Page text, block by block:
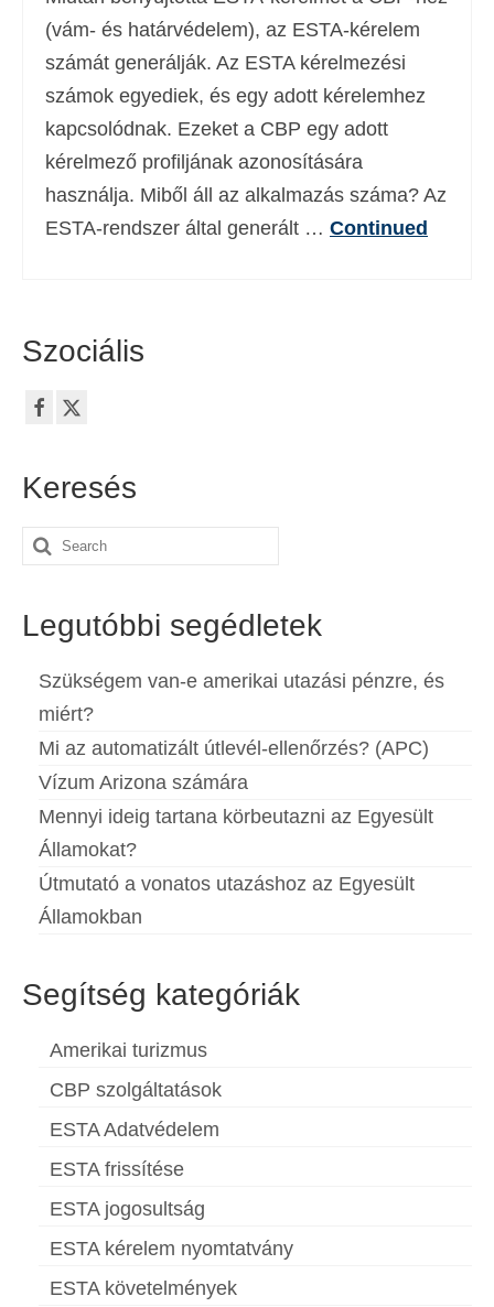
Deutsch(Német)
Ελληνικά(Görög )
עברית
Italiano( Olasz)
日本語(Japán)
Polski
Slovenščina
Español(Spanyol)
Svenska(Svéd)
(vám- és határvédelem), az ESTA-kérelem
számát generálják. Az ESTA kérelmezési
számok egyediek, és egy adott kérelemhez
kapcsolódnak. Ezeket a CBP egy adott
kérelmező profiljának azonosítására
használja. Miből áll az alkalmazás száma? Az
ESTA-rendszer által generált … Continued
Szociális
Keresés
Search
Legutóbbi segédletek
Szükségem van-e amerikai utazási pénzre, és
miért?
Mi az automatizált útlevél-ellenőrzés? (APC)
Vízum Arizona számára
Mennyi ideig tartana körbeutazni az Egyesült
Államokat?
Útmutató a vonatos utazáshoz az Egyesült
Államokban
Segítség kategóriák
Amerikai turizmus
CBP szolgáltatások
ESTA Adatvédelem
ESTA frissítése
ESTA jogosultság
ESTA kérelem nyomtatvány
ESTA követelmények